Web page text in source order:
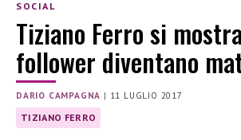
SOCIAL
Tiziano Ferro si
follower diventano
DARIO CAMPAGNA | 11 LUGLIO 2017
TIZIANO FERRO